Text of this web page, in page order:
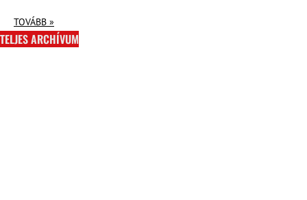
TOVÁBB »
TELJES ARCHÍVUM